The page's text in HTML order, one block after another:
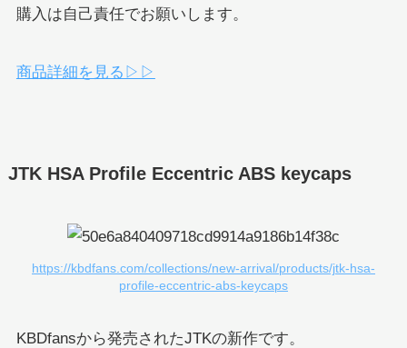
購入は自己責任でお願いします。
商品詳細を見る▷▷
JTK HSA Profile Eccentric ABS keycaps
https://kbdfans.com/collections/new-arrival/products/jtk-hsa-
profile-eccentric-abs-keycaps
KBDfansから発売されたJTKの新作です。